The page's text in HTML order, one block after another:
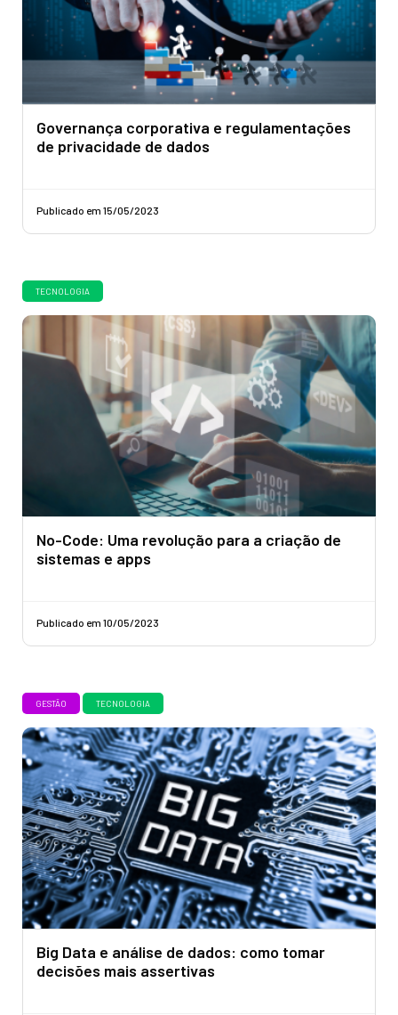
Governança corporativa e regulamentações
de privacidade de dados
Publicado em 15/05/2023
TECNOLOGIA
No-Code: Uma revolução para a criação de
sistemas e apps
Publicado em 10/05/2023
GESTÃO TECNOLOGIA
Big Data e análise de dados: como tomar
decisões mais assertivas